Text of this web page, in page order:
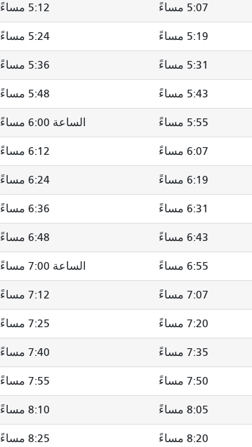
5:07 مساءً 5:12 مساءً
5:19 مساءً 5:24 مساءً
5:31 مساءً 5:36 مساءً
5:43 مساءً 5:48 مساءً
5:55 مساءً الساعة 6:00 مساءً
6:07 مساءً 6:12 مساءً
6:19 مساءً 6:24 مساءً
6:31 مساءً 6:36 مساءً
6:43 مساءً 6:48 مساءً
6:55 مساءً الساعة 7:00 مساءً
7:07 مساءً 7:12 مساءً
7:20 مساءً 7:25 مساءً
7:35 مساءً 7:40 مساءً
7:50 مساءً 7:55 مساءً
8:05 مساءً 8:10 مساءً
8:20 مساءً 8:25 مساءً